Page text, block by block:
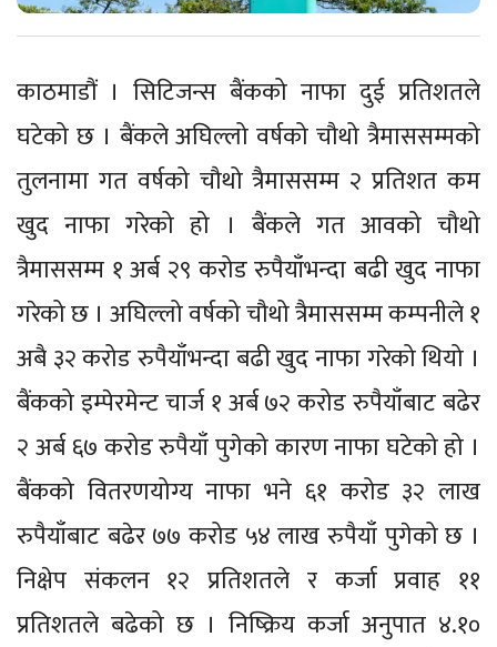
काठमाडौं । सिटिजन्स बैंकको नाफा दुई प्रतिशतले
घटेको छ । बैंकले अघिल्लो वर्षको चौथो त्रैमाससम्मको
तुलनामा गत वर्षको चौथो त्रैमाससम्म २ प्रतिशत कम
खुद नाफा गरेको हो । बैंकले गत आवको चौथो
त्रैमाससम्म १ अर्ब २९ करोड रुपैयाँभन्दा बढी खुद नाफा
गरेको छ । अघिल्लो वर्षको चौथो त्रैमाससम्म कम्पनीले १
अबै ३२ करोड रुपैयाँभन्दा बढी खुद नाफा गरेको थियो ।
बैंकको इम्पेरमेन्ट चार्ज १ अर्ब ७२ करोड रुपैयाँबाट बढेर
२ अर्ब ६७ करोड रुपैयाँ पुगेको कारण नाफा घटेको हो ।
बैंकको वितरणयोग्य नाफा भने ६१ करोड ३२ लाख
रुपैयाँबाट बढेर ७७ करोड ५४ लाख रुपैयाँ पुगेको छ ।
निक्षेप संकलन १२ प्रतिशतले र कर्जा प्रवाह ११
प्रतिशतले बढेको छ । निष्क्रिय कर्जा अनुपात ४.१०